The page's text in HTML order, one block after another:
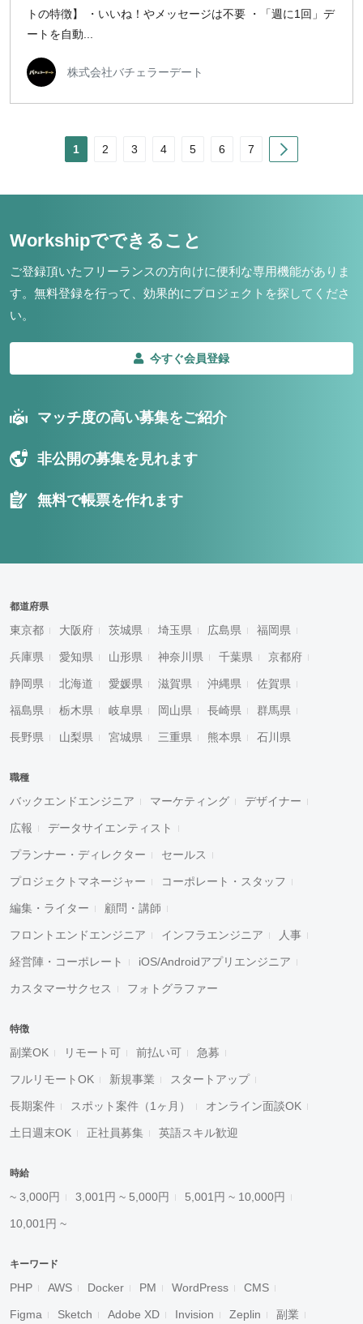
トの特徴】 ・いいね！やメッセージは不要 ・「週に1回」デ
ートを自動...
株式会社バチェラーデート
1 2 3 4 5 6 7
Workshipでできること
ご登録頂いたフリーランスの方向けに便利な専用機能がありま
す。 無料登録を行って、効果的にプロジェクトを探してくださ
い。
今すぐ会員登録
マッチ度の高い募集をご紹介
非公開の募集を見れます
無料で帳票を作れます
都道府県
東京都 大阪府 茨城県 埼玉県 広島県 福岡県
兵庫県 愛知県 山形県 神奈川県 千葉県 京都府
静岡県 北海道 愛媛県 滋賀県 沖縄県 佐賀県
福島県 栃木県 岐阜県 岡山県 長崎県 群馬県
長野県 山梨県 宮城県 三重県 熊本県 石川県
職種
バックエンドエンジニア マーケティング デザイナー
広報 データサイエンティスト
プランナー・ディレクター セールス
プロジェクトマネージャー コーポレート・スタッフ
編集・ライター 顧問・講師
フロントエンドエンジニア インフラエンジニア 人事
経営陣・コーポレート iOS/Androidアプリエンジニア
カスタマーサクセス フォトグラファー
特徴
副業OK リモート可 前払い可 急募
フルリモートOK 新規事業 スタートアップ
長期案件 スポット案件（1ヶ月） オンライン面談OK
土日週末OK 正社員募集 英語スキル歓迎
時給
~ 3,000円 3,001円 ~ 5,000円 5,001円 ~ 10,000円
10,001円 ~
キーワード
PHP AWS Docker PM WordPress CMS
Figma Sketch Adobe XD Invision Zeplin 副業